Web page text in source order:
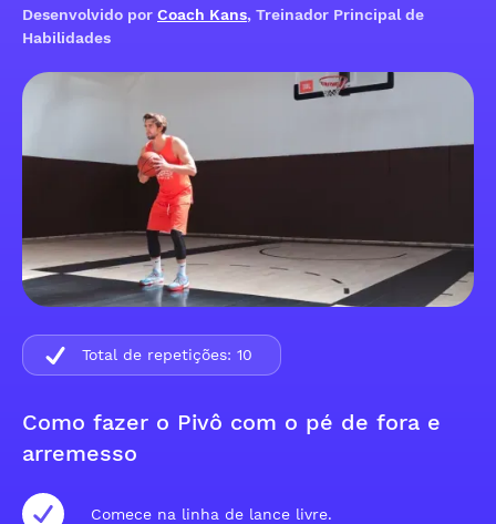
Desenvolvido por Coach Kans, Treinador Principal de
Habilidades
Como fazer o Pivô com o pé de fora e
arremesso
Comece na linha de lance livre.
Total de repetições: 10